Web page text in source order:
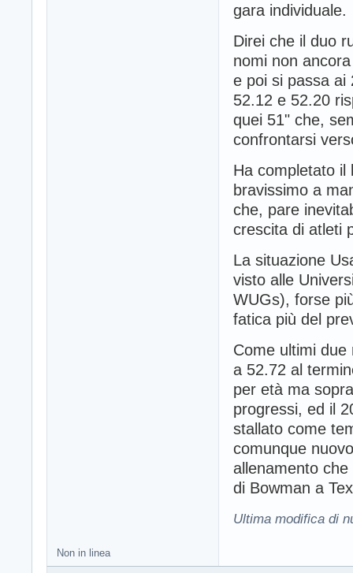
gara individuale.
Direi che il duo
nomi non
e poi si passa ai
52.12 e 52.20
quei 51" che,
confrontarsi
Ha completato il
bravissimo a
che, pare
crescita di atleti
La situazione
visto alle
WUGs), forse
fatica più del
Come ultimi
a 52.72 al
per età ma
progressi, ed il
stallato come
comunque
allenamento
di Bowman a
Ultima modifica di
Non in linea